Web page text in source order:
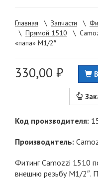
Главная \ Запчасти \
\ Прямой 1510 \
«папа» M1/2″
330,00 ₽
Код производителя:
Производитель:
Фитинг Camozzi 1510
внешню резьбу M1/2″.